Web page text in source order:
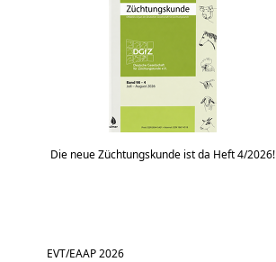
Die neue Züchtungskunde ist da Heft 4/2026!
EVT/EAAP 2026